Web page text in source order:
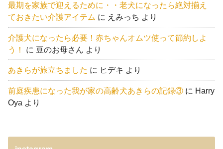
最期を家族で迎えるために・・老犬になったら絶対揃え
ておきたい介護アイテム に えみっち より
介護犬になったら必要！赤ちゃんオムツ使って節約しよ
う！
に 豆のお母さん より
あきらが旅立ちました に ヒデキ より
前庭疾患になった我が家の高齢犬あきらの記録③ に Harry
Oya より